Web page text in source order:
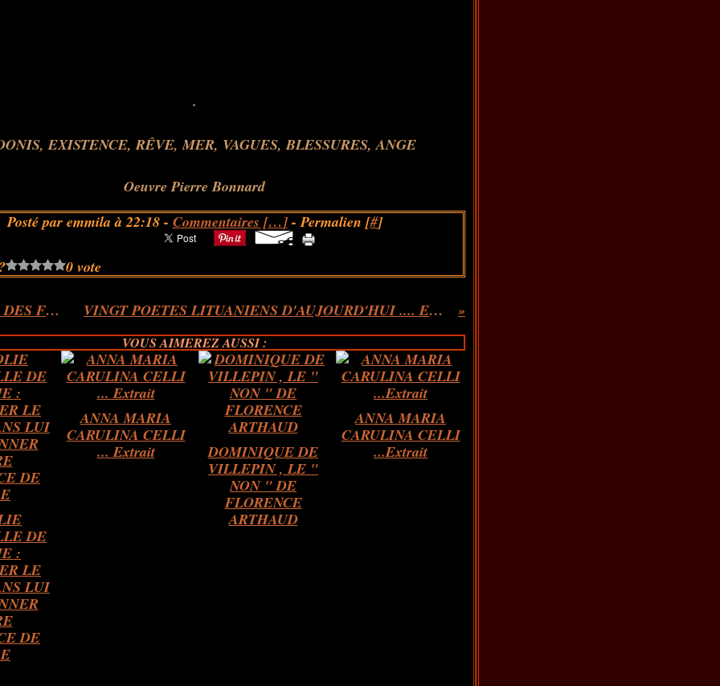
.
Oeuvre Pierre Bonnard
Posté par emmila à 22:18 - Commentaires […]- Permalien [#]
0 vote
REMEDE DES FEES VINGT POETES LITUANIENS D'AUJOURD'HUI .... Extrait
VOUS AIMEREZ AUSSI :
DE
:
LE
LUI
DE
ANNA MARIA
CARULINA CELLI
... Extrait
DOMINIQUE DE
VILLEPIN , LE "
NON " DE
FLORENCE
ARTHAUD
ANNA MARIA
CARULINA CELLI
...Extrait